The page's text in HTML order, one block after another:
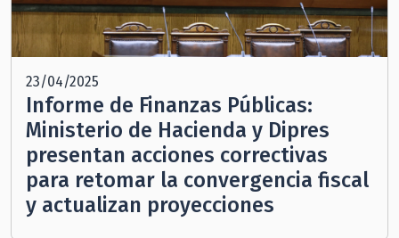
23/04/2025
Informe de Finanzas Públicas:
Ministerio de Hacienda y Dipres
presentan acciones correctivas
para retomar la convergencia fiscal
y actualizan proyecciones